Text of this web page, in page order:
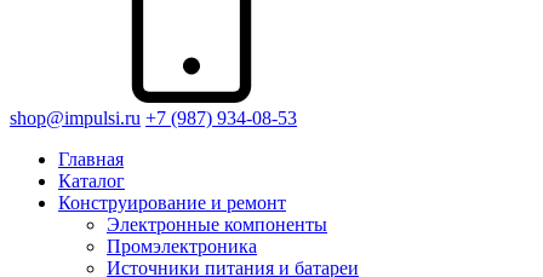
shop@impulsi.ru +7 (987) 934-08-53
Главная
Каталог
Конструирование и ремонт
Электронные компоненты
Промэлектроника
Источники питания и батареи